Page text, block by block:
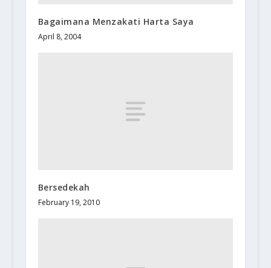
Bagaimana Menzakati Harta Saya
April 8, 2004
Bersedekah
February 19, 2010